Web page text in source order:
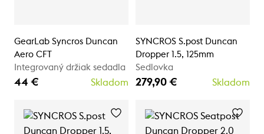
GearLab Syncros Duncan
Aero CFT
Integrovaný držiak sedadla
44 € Skladom
SYNCROS S.post Duncan
Dropper 1.5, 125mm
Sedlovka
279,90 € Skladom